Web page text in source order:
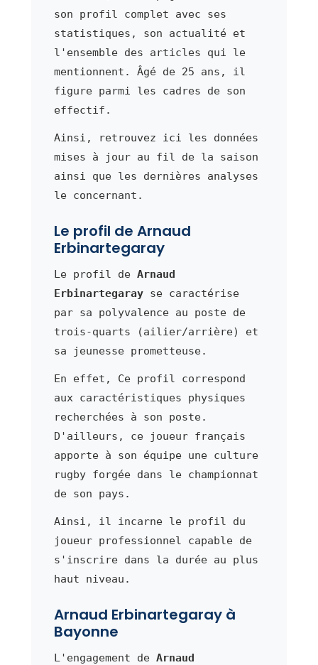
son profil complet avec ses
statistiques, son actualité et
l'ensemble des articles qui le
mentionnent. Âgé de 25 ans, il
figure parmi les cadres de son
effectif.
Ainsi, retrouvez ici les données
mises à jour au fil de la saison
ainsi que les dernières analyses
le concernant.
Le profil de Arnaud
Erbinartegaray
Le profil de Arnaud
Erbinartegarayse caractérise
par sa polyvalence au poste de
trois-quarts (ailier/arrière) et
sa jeunesse prometteuse.
En effet, Ce profil correspond
aux caractéristiques physiques
recherchées à son poste.
D'ailleurs, ce joueur français
apporte à son équipe une culture
rugby forgée dans le championnat
de son pays.
Ainsi, il incarne le profil du
joueur professionnel capable de
s'inscrire dans la durée au plus
haut niveau.
Arnaud Erbinartegaray à
Bayonne
L'engagement de Arnaud